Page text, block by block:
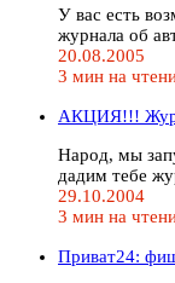
У вас есть
журнала об
20.08.2005
3 мин на
АКЦИЯ!!!
Народ, мы
дадим тебе
29.10.2004
3 мин на
Приват24: